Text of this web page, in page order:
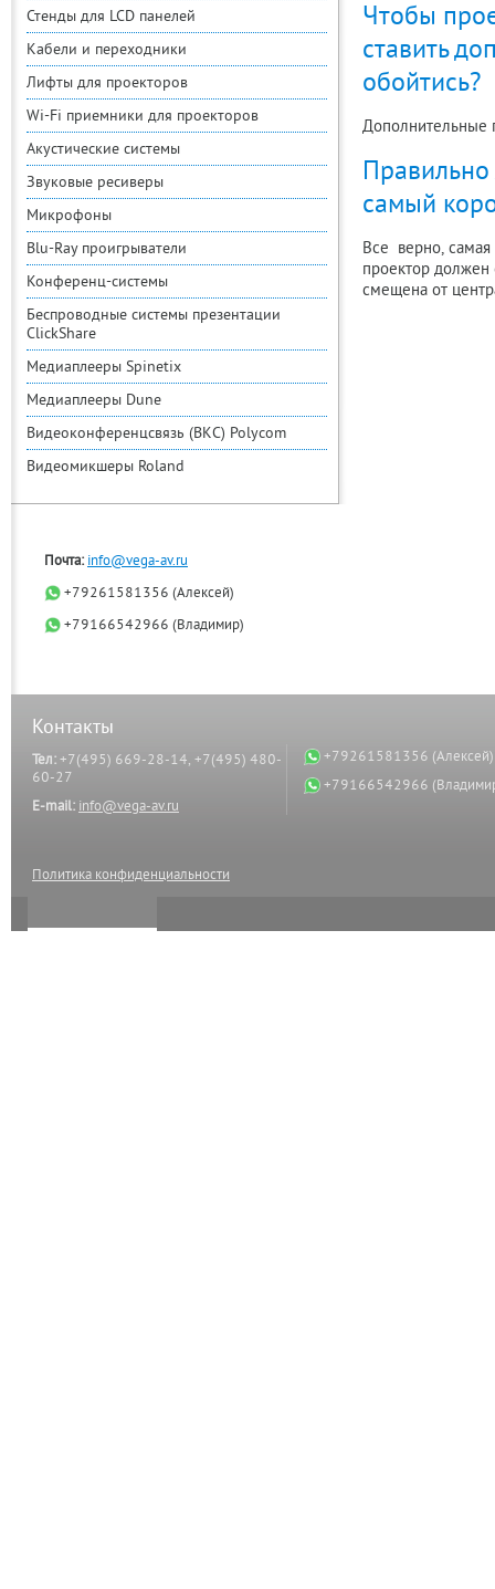
Стенды для LCD панелей
Кабели и переходники
Лифты для проекторов
Wi-Fi приемники для проекторов
Акустические системы
Звуковые ресиверы
Микрофоны
Blu-Ray проигрыватели
Конференц-системы
Беспроводные системы презентации
ClickShare
Медиаплееры Spinetix
Медиаплееры Dune
Видеоконференцсвязь (ВКС) Polycom
Видеомикшеры Roland
Почта: info@vega-av.ru
+79261581356 (Алексей)
+79166542966 (Владимир)
Чтобы
ставить
обойтись?
Дополнительные
самый
Все верно,
проектор должен
смещена от
Контакты
Тел:+7(495) 669-28-14, +7(495) 480-
60-27
E-mail: info@vega-av.ru
Политика конфиденциальности
+79261581356 (Алексей)
+79166542966